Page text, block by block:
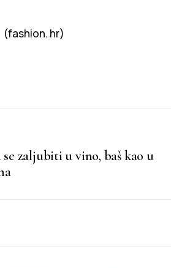
(fashion. hr)
zaljubiti u vino, baš kao u